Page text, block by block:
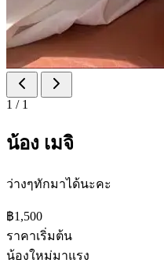
1 / 1
น้อง เมจิ
ว่างๆทักมาได้นะคะ
฿1,500
ราคาเริ่มต้น
น้องใหม่มาแรง